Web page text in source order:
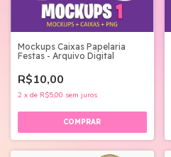
Mockups Caixas Papelaria
Festas - Arquivo Digital
R$10,00
2 x de R$5,00 sem juros